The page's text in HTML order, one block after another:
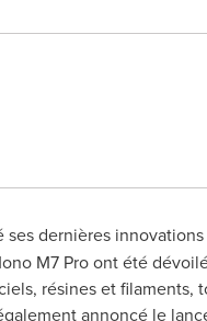
dernières
M7 Pro ont été
résines et filaments,
annoncé le